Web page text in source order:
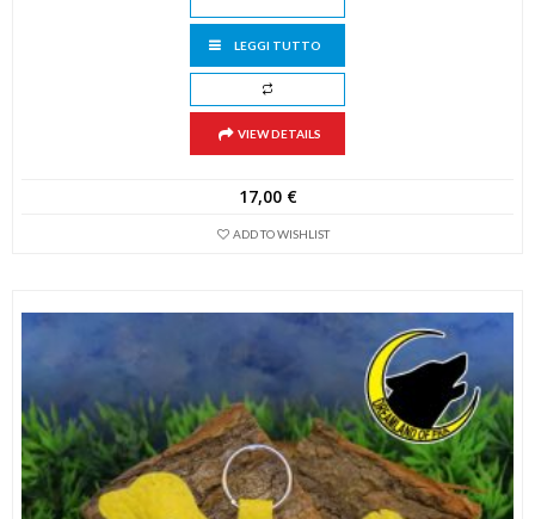
LEGGI TUTTO
VIEW DETAILS
17,00 €
ADD TO WISHLIST